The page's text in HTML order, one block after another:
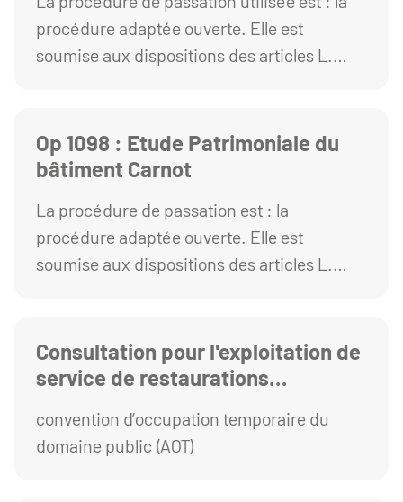
procédure adaptée ouverte. Elle est
soumise aux dispositions des articles L.
Op 1098 : Etude Patrimoniale du
bâtiment Carnot
La procédure de passation est : la
procédure adaptée ouverte. Elle est
soumise aux dispositions des articles L.
Consultation pour l'exploitation de
service de restaurations
convention d’occupation temporaire du
domaine public (AOT)